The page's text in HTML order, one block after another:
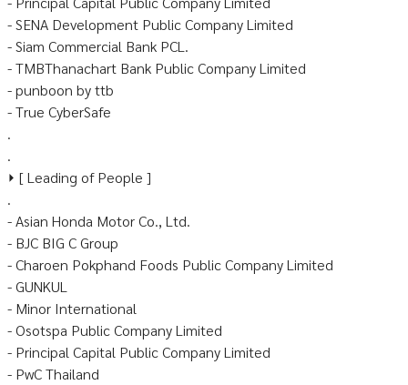
- SENA Development Public Company Limited
- Siam Commercial Bank PCL.
- TMBThanachart Bank Public Company Limited
- punboon by ttb
- True CyberSafe
.
.
⏵ [ Leading of People ]
.
- Asian Honda Motor Co., Ltd.
- BJC BIG C Group
- Charoen Pokphand Foods Public Company Limited
- GUNKUL
- Minor International
- Osotspa Public Company Limited
- Principal Capital Public Company Limited
- PwC Thailand